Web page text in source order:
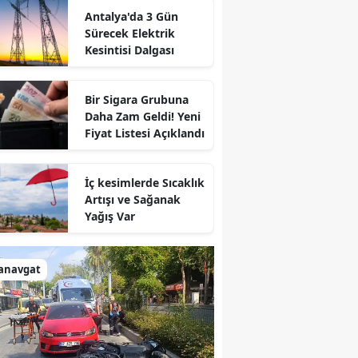
Antalya'da 3 Gün
Sürecek Elektrik
Kesintisi Dalgası
Bir Sigara Grubuna
Daha Zam Geldi! Yeni
Fiyat Listesi Açıklandı
İç kesimlerde Sıcaklık
Artışı ve Sağanak
Yağış Var